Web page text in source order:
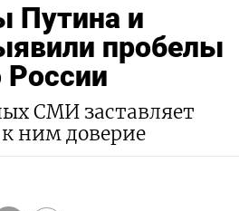
Путина и
пробелы
России
СМИ заставляет
ним доверие